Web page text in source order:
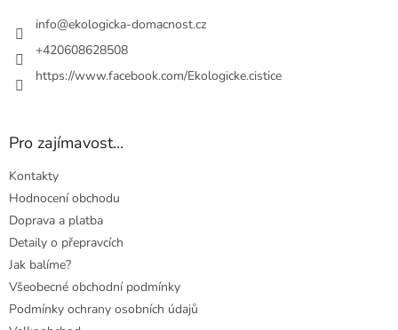
info@ekologicka-domacnost.cz
+420608628508
https://www.facebook.com/Ekologicke.cistice
Pro zajímavost...
Kontakty
Hodnocení obchodu
Doprava a platba
Detaily o přepravcích
Jak balíme?
Všeobecné obchodní podmínky
Podmínky ochrany osobních údajů